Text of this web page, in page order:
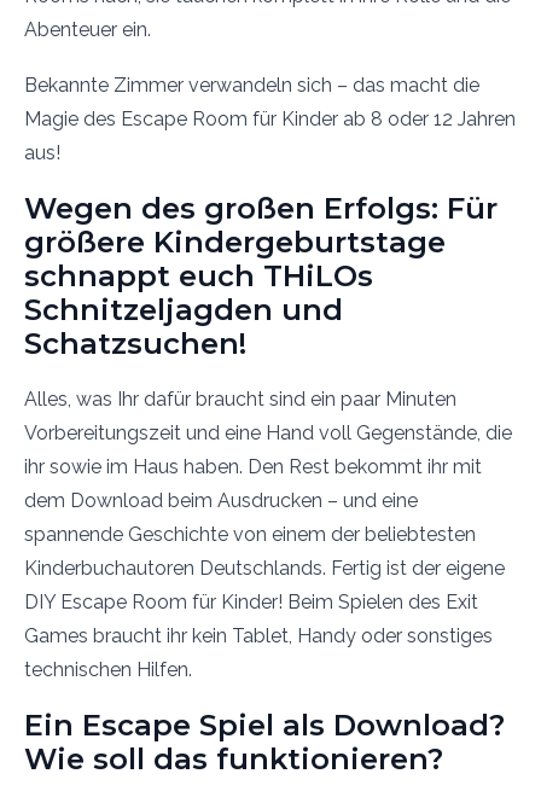
Abenteuer ein.
Bekannte Zimmer verwandeln sich – das macht die
Magie des Escape Room für Kinder ab 8 oder 12 Jahren
aus!
Wegen des großen Erfolgs: Für
größere Kindergeburtstage
schnappt euch THiLOs
Schnitzeljagden und
Schatzsuchen!
Alles, was Ihr dafür braucht sind ein paar Minuten
Vorbereitungszeit und eine Hand voll Gegenstände, die
ihr sowie im Haus haben. Den Rest bekommt ihr mit
dem Download beim Ausdrucken – und eine
spannende Geschichte von einem der beliebtesten
Kinderbuchautoren Deutschlands. Fertig ist der eigene
DIY Escape Room für Kinder! Beim Spielen des Exit
Games braucht ihr kein Tablet, Handy oder sonstiges
technischen Hilfen.
Ein Escape Spiel als Download?
Wie soll das funktionieren?